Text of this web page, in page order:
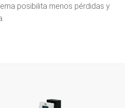
posibilita menos pérdidas y